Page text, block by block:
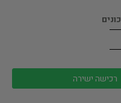
רכישה ישירה